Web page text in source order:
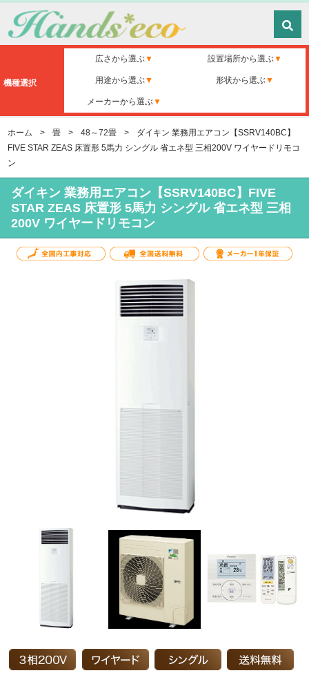
機種選択
広さから選ぶ 設置場所から選ぶ
用途から選ぶ 形状から選ぶ
メーカーから選ぶ
ホーム > 畳 > 48～72畳 >
ダイキン 業務用エアコン【SSRV140BC】
FIVE STAR ZEAS 床置形 5馬力 シングル 省エネ型 三相200V ワイヤードリモコ
ン
ダイキン 業務用エアコン【SSRV140BC】FIVE
STAR ZEAS 床置形 5馬力 シングル 省エネ型 三相
200V ワイヤードリモコン